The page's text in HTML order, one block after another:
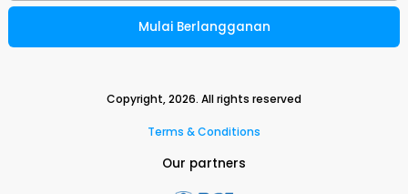
Mulai Berlangganan
Copyright,2026. All rights reserved
Terms & Conditions
Our partners